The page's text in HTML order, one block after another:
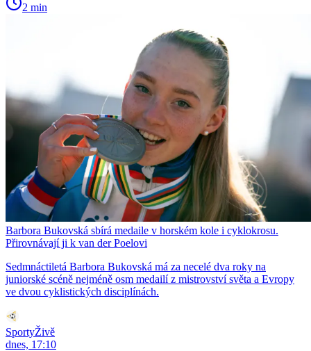
2 min
Barbora Bukovská sbírá medaile v horském kole i cyklokrosu.
Přirovnávají ji k van der Poelovi
Sedmnáctiletá Barbora Bukovská má za necelé dva roky na
juniorské scéně nejméně osm medailí z mistrovství světa a Evropy
ve dvou cyklistických disciplínách.
SportyŽivě
dnes, 17:10